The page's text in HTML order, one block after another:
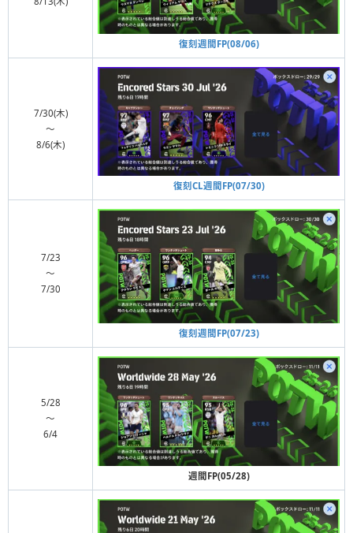
復刻週間FP(08/06)
7/30(木)
〜
8/6(木)
復刻CL週間FP(07/30)
7/23
〜
7/30
復刻週間FP(07/23)
5/28
〜
6/4
週間FP(05/28)